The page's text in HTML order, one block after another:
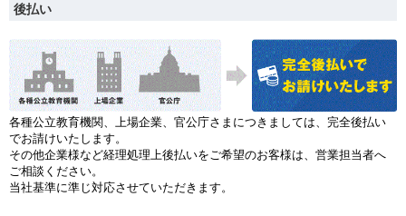
後払い
各種公立教育機関、上場企業、官公庁さまにつきましては、完全後払い
でお請けいたします。
その他企業様など経理処理上後払いをご希望のお客様は、営業担当者へ
ご相談ください。
当社基準に準じ対応させていただきます。